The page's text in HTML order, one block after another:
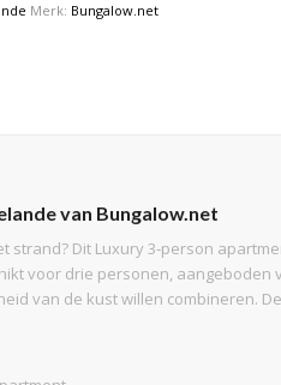
Merk: Bungalow.net
van Bungalow.net
Dit Luxury 3‑person
voor drie personen, aangeboden
van de kust willen combineren.